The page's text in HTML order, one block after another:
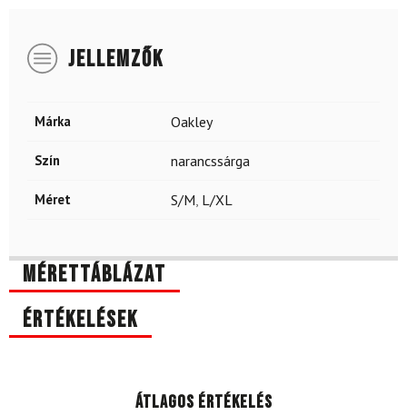
JELLEMZŐK
Márka Oakley
Szín narancssárga
Méret S/M L/XL
Mérettáblázat
Értékelések
Átlagos értékelés